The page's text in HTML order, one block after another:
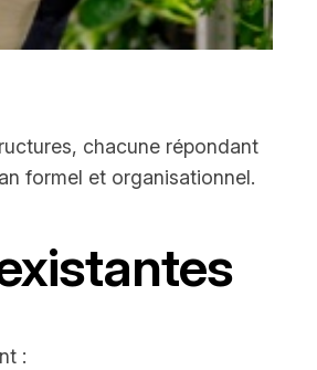
chacune répondant
formel et organisationnel.
: